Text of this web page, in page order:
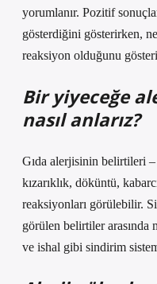
yorumlanır. Pozitif
gösterdiğini gösterirken,
reaksiyon olduğunu
Bir yiyeceğe
nasıl anlarız?
Gıda alerjisinin belirtileri –
kızarıklık, döküntü,
reaksiyonları görülebilir.
görülen belirtiler arasında
ve ishal gibi sindirim